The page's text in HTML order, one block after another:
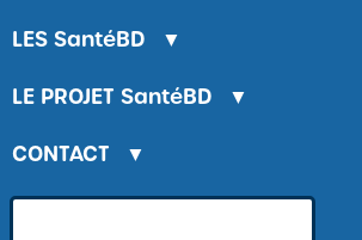
/
LES SantéBD
▼
LE PROJET SantéBD
▼
CONTACT
▼
LA BANQUE D'IMAGES